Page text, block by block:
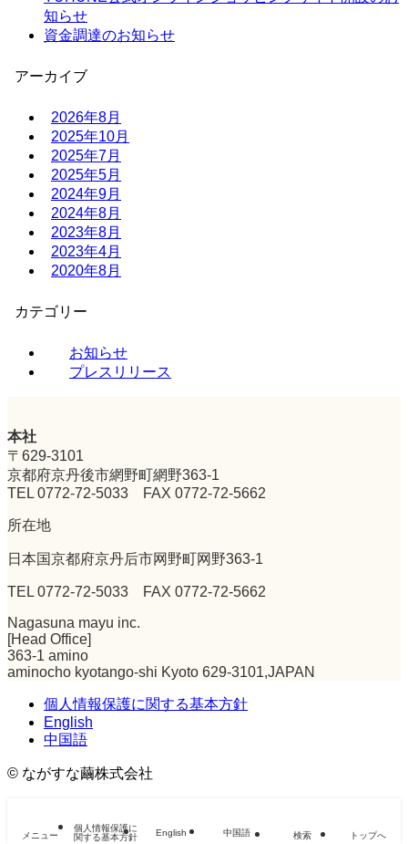
知らせ
資金調達のお知らせ
アーカイブ
2026年8月
2025年10月
2025年7月
2025年5月
2024年9月
2024年8月
2023年8月
2023年4月
2020年8月
カテゴリー
お知らせ
プレスリリース
本社
〒629-3101
京都府京丹後市網野町網野363-1
TEL 0772-72-5033 FAX 0772-72-5662
所在地
日本国京都府京丹后市网野町网野363-1
TEL 0772-72-5033 FAX 0772-72-5662
Nagasuna mayu inc.
[Head Office]
363-1 amino
aminocho kyotango-shi Kyoto 629-3101,JAPAN
個人情報保護に関する基本方針
English
中国語
© ながすな繭株式会社
メニュー
個人情報保護に
関する基本方針
English 中国語 検索 トップへ